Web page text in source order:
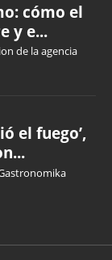
cómo el
y e...
de la agencia
el fuego’,